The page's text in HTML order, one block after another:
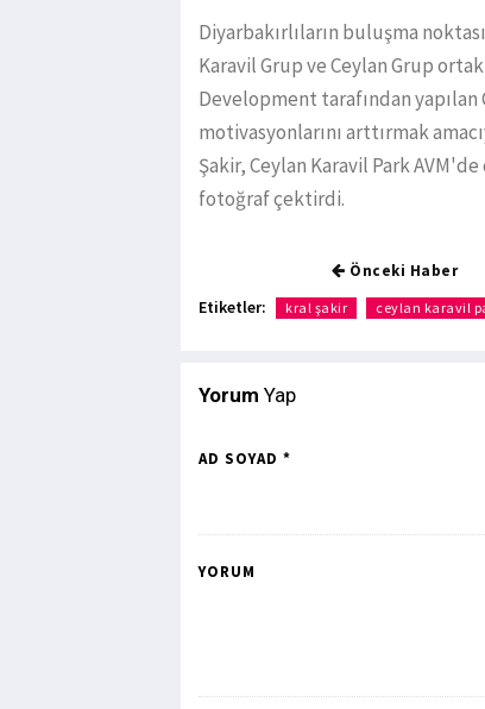
Diyarbakırlıların buluşma
Karavil Grup ve Ceylan Grup
Development tarafından yapılan
motivasyonlarını arttırmak
Şakir, Ceylan Karavil Park
fotoğraf çektirdi.
Önceki Haber
Etiketler: kral şakir ceylan karavil
Yorum Yap
AD SOYAD *
YORUM